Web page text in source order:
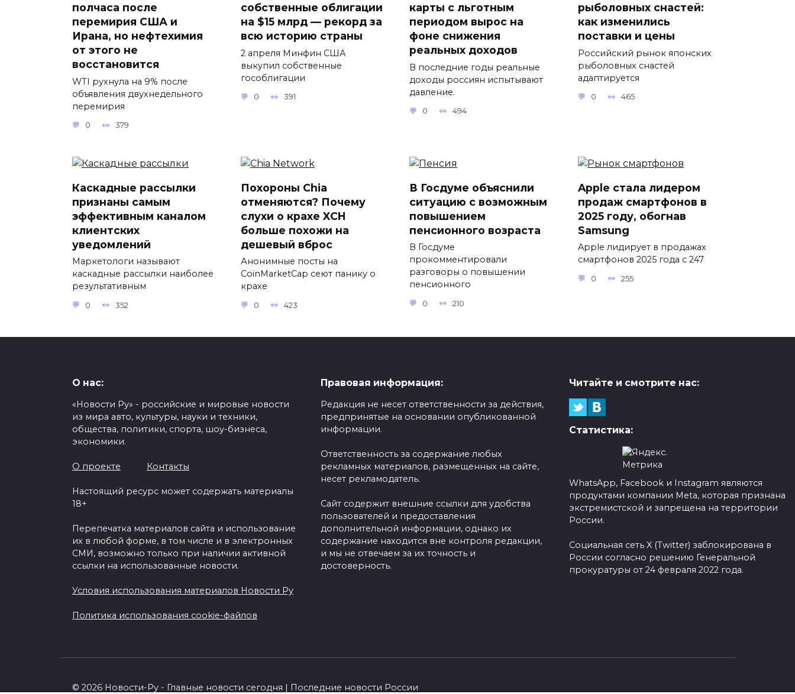
полчаса после
перемирия США и
Ирана, но нефтехимия
от этого не
восстановится
WTI рухнула на 9% после
объявления двухнедельного
перемирия
0 379
собственные облигации
на $15 млрд — рекорд за
всю историю страны
2 апреля Минфин США
выкупил собственные
гособлигации
0 391
карты с льготным
периодом вырос на
фоне снижения
реальных доходов
В последние годы реальные
доходы россиян испытывают
давление.
0 494
рыболовных снастей:
как изменились
поставки и цены
Российский рынок японских
рыболовных снастей
адаптируется
0 465
Каскадные рассылки
признаны самым
эффективным каналом
клиентских
уведомлений
Маркетологи называют
каскадные рассылки наиболее
результативным
0 352
Похороны Chia
отменяются? Почему
слухи о крахе XCH
больше похожи на
дешевый вброс
Анонимные посты на
CoinMarketCap сеют панику о
крахе
0 423
В Госдуме объяснили
ситуацию с возможным
повышением
пенсионного возраста
В Госдуме
прокомментировали
разговоры о повышении
пенсионного
0 210
Apple стала лидером
продаж смартфонов в
2025 году, обогнав
Samsung
Apple лидирует в продажах
смартфонов 2025 года с 247
0 255
О нас:
«Новости Ру» - российские и мировые новости
из мира авто, культуры, науки и техники,
общества, политики, спорта, шоу-бизнеса,
экономики.
О проекте Контакты
Настоящий ресурс может содержать материалы
18+
Перепечатка материалов сайта и использование
их в любой форме, в том числе и в электронных
СМИ, возможно только при наличии активной
ссылки на использованные новости.
Условия использования материалов Новости Ру
Политика использования cookie-файлов
Правовая информация:
Редакция не несет ответственности за действия,
предпринятые на основании опубликованной
информации.
Ответственность за содержание любых
рекламных материалов, размещенных на сайте,
несет рекламодатель.
Сайт содержит внешние ссылки для удобства
пользователей и предоставления
дополнительной информации, однако их
содержание находится вне контроля редакции,
и мы не отвечаем за их точность и
достоверность.
Читайте и смотрите нас:
Статистика:
WhatsApp, Facebook и Instagram являются
продуктами компании Meta, которая признана
экстремистской и запрещена на территории
России.
Социальная сеть X (Twitter) заблокирована в
России согласно решению Генеральной
прокуратуры от 24 февраля 2022 года.
© 2026 Новости-Ру - Главные новости сегодня | Последние новости России